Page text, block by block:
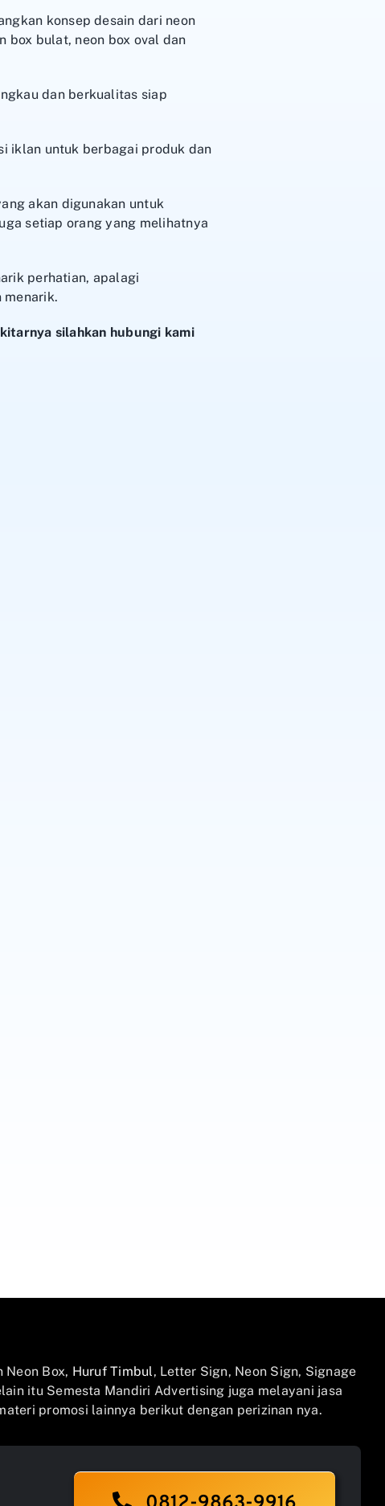
konsep desain dari neon
box bulat, neon box oval dan
dan berkualitas siap
iklan untuk berbagai produk dan
akan digunakan untuk
setiap orang yang melihatnya
perhatian, apalagi
menarik.
silahkan hubungi kami
Neon Box, Huruf Timbul , Letter Sign, Neon Sign, Signage
itu Semesta Mandiri Advertising juga melayani jasa
promosi lainnya berikut dengan perizinan nya.